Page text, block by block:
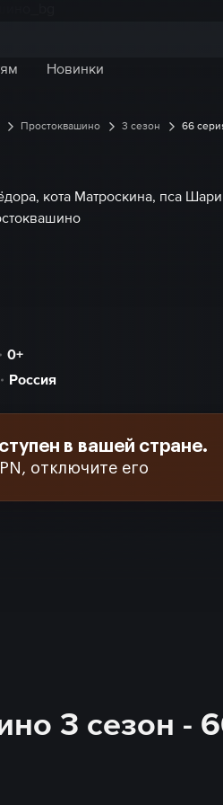
сайту
Новинки
Простоквашино 3 сезон 66
кота Матроскина, пса
0+
Россия
в вашей стране.
отключите его
3 сезон -